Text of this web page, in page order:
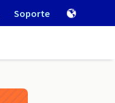
Soporte